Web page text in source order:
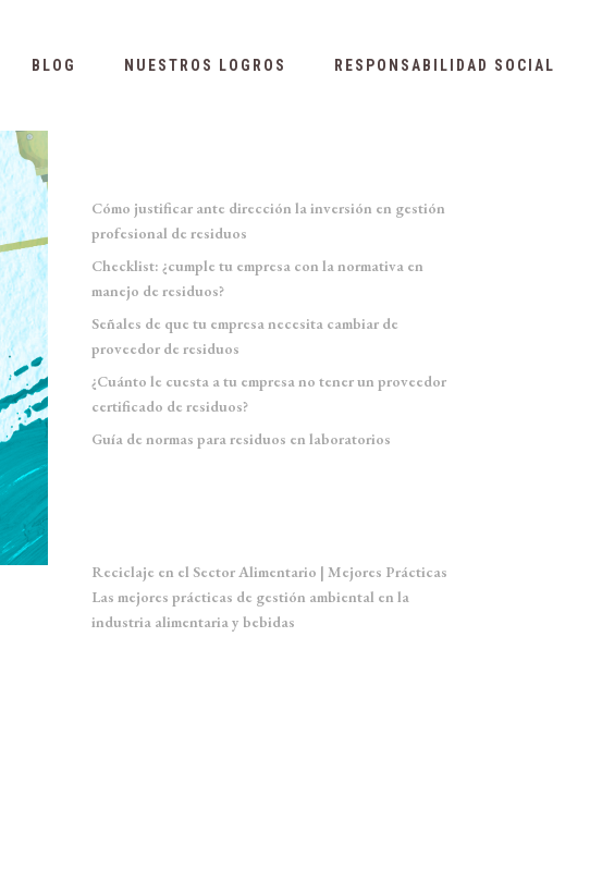
BLOG NUESTROS LOGROS RESPONSABILIDAD SOCIAL
Cómo justificar ante dirección la inversión en gestión
profesional de residuos
Checklist: ¿cumple tu empresa con la normativa en
manejo de residuos?
Señales de que tu empresa necesita cambiar de
proveedor de residuos
¿Cuánto le cuesta a tu empresa no tener un proveedor
certificado de residuos?
Guía de normas para residuos en laboratorios
Reciclaje en el Sector Alimentario | Mejores Prácticas
Las mejores prácticas de gestión ambiental en la
industria alimentaria y bebidas